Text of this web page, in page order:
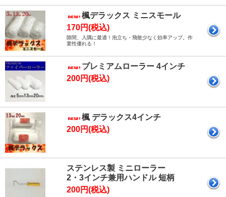
楓デラックス ミニスモール
170円(税込)
隙間、入隅に最適！泡立ち・飛散少なく効率アップ。作
業性優れる！
プレミアムローラー 4インチ
200円(税込)
楓 デラックス4インチ
200円(税込)
ステンレス製 ミニローラー
2・3インチ兼用ハンドル 短柄
200円(税込)